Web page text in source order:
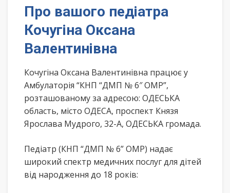
Про вашого педіатра
Кочугіна Оксана
Валентинівна
Кочугіна Оксана Валентинівна працює у
Амбулаторія “КНП “ДМП № 6″ ОМР”,
розташованому за адресою: ОДЕСЬКА
область, місто ОДЕСА, проспект Князя
Ярослава Мудрого, 32-А, ОДЕСЬКА громада.
Педіатр (КНП “ДМП № 6” ОМР) надає
широкий спектр медичних послуг для дітей
від народження до 18 років: